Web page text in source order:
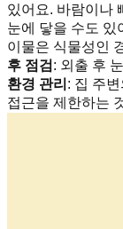
있어요. 바람이나
눈에 닿을 수도 있
이물은 식물성인
후 점검 : 외출 후
환경 관리 : 집 주
접근을 제한하는